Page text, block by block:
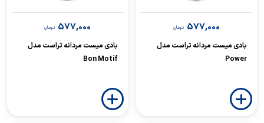
577,000 تومان
بادی میست مردانه تراست مدل
Power
577,000 تومان
بادی میست مردانه تراست مدل
Bon Motif